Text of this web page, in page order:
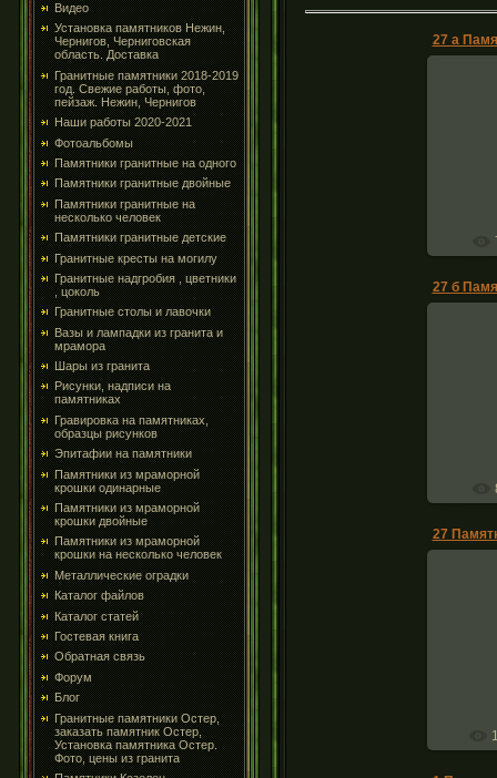
Видео
Установка памятников Нежин,
Чернигов, Черниговская
область. Доставка
Гранитные памятники 2018-2019
год. Свежие работы, фото,
пейзаж. Нежин, Чернигов
Наши работы 2020-2021
Фотоальбомы
Памятники гранитные на одного
Памятники гранитные двойные
Памятники гранитные на
несколько человек
Памятники гранитные детские
Гранитные кресты на могилу
Гранитные надгробия , цветники
, цоколь
Гранитные столы и лавочки
Вазы и лампадки из гранита и
мрамора
Шары из гранита
Рисунки, надписи на
памятниках
Гравировка на памятниках,
образцы рисунков
Эпитафии на памятники
Памятники из мраморной
крошки одинарные
Памятники из мраморной
крошки двойные
Памятники из мраморной
крошки на несколько человек
Металлические оградки
Каталог файлов
Каталог статей
Гостевая книга
Обратная связь
Форум
Блог
Гранитные памятники Остер,
заказать памятник Остер,
Установка памятника Остер.
Фото, цены из гранита